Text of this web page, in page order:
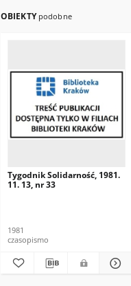
OBIEKTY podobne
Tygodnik Solidarność, 1981.
11. 13, nr 33
1981
czasopismo